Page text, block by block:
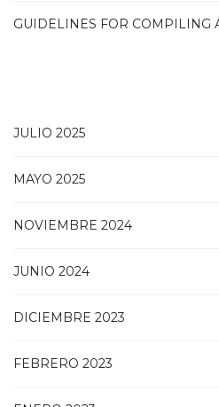
GUIDELINES FOR COMPILING
JULIO 2025
MAYO 2025
NOVIEMBRE 2024
JUNIO 2024
DICIEMBRE 2023
FEBRERO 2023